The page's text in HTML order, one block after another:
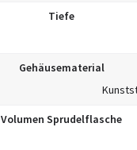
Tiefe
Gehäusematerial
Volumen Sprudelflasche